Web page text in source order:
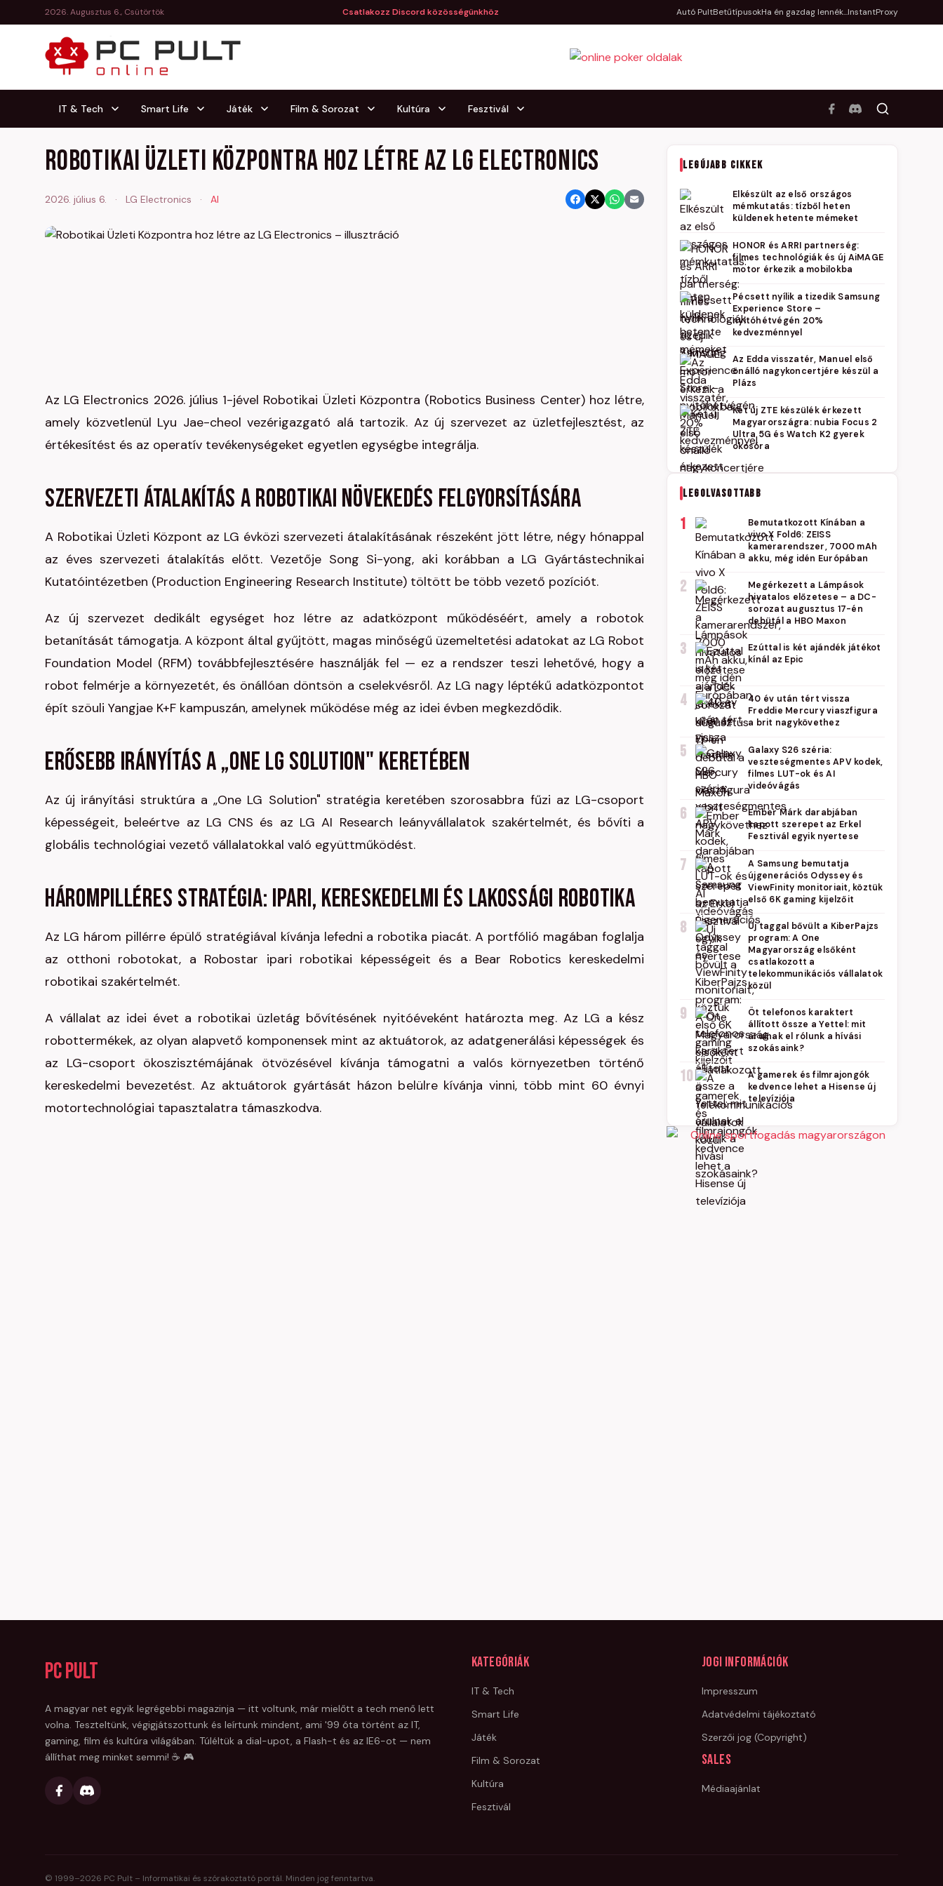
2026. Augusztus 6., Csütörtök Csatlakozz Discord közösségünkhöz Autó PultBetűtípusokHa én gazdag lennék...InstantProxy
IT & Tech Smart Life Játék Film & Sorozat Kultúra Fesztivál
Robotikai Üzleti Központra hoz létre az LG Electronics
2026. július 6. · LG Electronics · AI
Az LG Electronics 2026. július 1-jével Robotikai Üzleti Központra (Robotics Business Center) hoz létre,
amely közvetlenül Lyu Jae-cheol vezérigazgató alá tartozik. Az új szervezet az üzletfejlesztést, az
értékesítést és az operatív tevékenységeket egyetlen egységbe integrálja.
Szervezeti átalakítás a robotikai növekedés felgyorsítására
A Robotikai Üzleti Központ az LG évközi szervezeti átalakításának részeként jött létre, négy hónappal
az éves szervezeti átalakítás előtt. Vezetője Song Si-yong, aki korábban a LG Gyártástechnikai
Kutatóintézetben (Production Engineering Research Institute) töltött be több vezető pozíciót.
Az új szervezet dedikált egységet hoz létre az adatközpont működéséért, amely a robotok
betanítását támogatja. A központ által gyűjtött, magas minőségű üzemeltetési adatokat az LG Robot
Foundation Model (RFM) továbbfejlesztésére használják fel — ez a rendszer teszi lehetővé, hogy a
robot felmérje a környezetét, és önállóan döntsön a cselekvésről. Az LG nagy léptékű adatközpontot
épít szöuli Yangjae K+F kampuszán, amelynek működése még az idei évben megkezdődik.
Erősebb irányítás a „One LG Solution" keretében
Az új irányítási struktúra a „One LG Solution" stratégia keretében szorosabbra fűzi az LG-csoport
képességeit, beleértve az LG CNS és az LG AI Research leányvállalatok szakértelmét, és bővíti a
globális technológiai vezető vállalatokkal való együttműködést.
Hárompilléres stratégia: ipari, kereskedelmi és lakossági robotika
Az LG három pillérre épülő stratégiával kívánja lefedni a robotika piacát. A portfólió magában foglalja
az otthoni robotokat, a Robostar ipari robotikai képességeit és a Bear Robotics kereskedelmi
robotikai szakértelmét.
A vállalat az idei évet a robotikai üzletág bővítésének nyitóéveként határozta meg. Az LG a kész
robottermékek, az olyan alapvető komponensek mint az aktuátorok, az adatgenerálási képességek és
az LG-csoport ökoszisztémájának ötvözésével kívánja támogatni a valós környezetben történő
kereskedelmi bevezetést. Az aktuátorok gyártását házon belülre kívánja vinni, több mint 60 évnyi
motortechnológiai tapasztalatra támaszkodva.
LEGÚJABB CIKKEK
Elkészült az első országos
mémkutatás: tízből heten
küldenek hetente mémeket
HONOR és ARRI partnerség:
filmes technológiák és új AiMAGE
motor érkezik a mobilokba
Pécsett nyílik a tizedik Samsung
Experience Store –
nyitóhétvégén 20%
kedvezménnyel
Az Edda visszatér, Manuel első
önálló nagykoncertjére készül a
Plázs
Két új ZTE készülék érkezett
Magyarországra: nubia Focus 2
Ultra 5G és Watch K2 gyerek
okosóra
LEGOLVASOTTABB
1
Bemutatkozott Kínában a
vivo X Fold6: ZEISS
kamerarendszer, 7000 mAh
akku, még idén Európában
2
Megérkezett a Lámpások
hivatalos előzetese – a DC-
sorozat augusztus 17-én
debütál a HBO Maxon
3
Ezúttal is két ajándék játékot
kínál az Epic
4
40 év után tért vissza
Freddie Mercury viaszfigura
a brit nagykövethez
5
Galaxy S26 széria:
veszteségmentes APV kodek,
filmes LUT-ok és AI
videóvágás
6
Ember Márk darabjában
kapott szerepet az Erkel
Fesztivál egyik nyertese
7
A Samsung bemutatja
újgenerációs Odyssey és
ViewFinity monitoriait, köztük
első 6K gaming kijelzőit
8
Új taggal bővült a KiberPajzs
program: A One
Magyarország elsőként
csatlakozott a
telekommunikációs vállalatok
közül
9
Öt telefonos karaktert
állított össze a Yettel: mit
árulnak el rólunk a hívási
szokásaink?
10
A gamerek és filmrajongók
kedvence lehet a Hisense új
televíziója
PC Pult
A magyar net egyik legrégebbi magazinja — itt voltunk, már mielőtt a tech menő lett
volna. Teszteltünk, végigjátszottunk és leírtunk mindent, ami '99 óta történt az IT,
gaming, film és kultúra világában. Túléltük a dial-upot, a Flash-t és az IE6-ot — nem
állíthat meg minket semmi! ☕ 🎮
Kategóriák
IT & Tech
Smart Life
Játék
Film & Sorozat
Kultúra
Fesztivál
Jogi információk
Impresszum
Adatvédelmi tájékoztató
Szerzői jog (Copyright)
Sales
Médiaajánlat
© 1999–2026 PC Pult – Informatikai és szórakoztató portál. Minden jog fenntartva.